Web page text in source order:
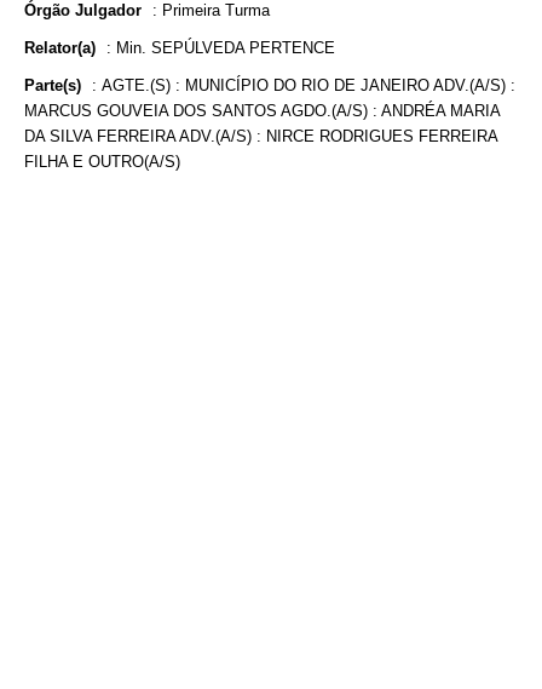
Órgão Julgador : Primeira Turma
Relator(a) : Min. SEPÚLVEDA PERTENCE
Parte(s) : AGTE.(S) : MUNICÍPIO DO RIO DE JANEIRO ADV.(A/S) :
MARCUS GOUVEIA DOS SANTOS AGDO.(A/S) : ANDRÉA MARIA
DA SILVA FERREIRA ADV.(A/S) : NIRCE RODRIGUES FERREIRA
FILHA E OUTRO(A/S)